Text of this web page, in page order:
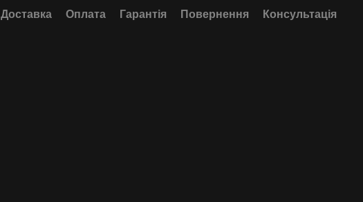
Доставка Оплата Гарантія Повернення Консультація